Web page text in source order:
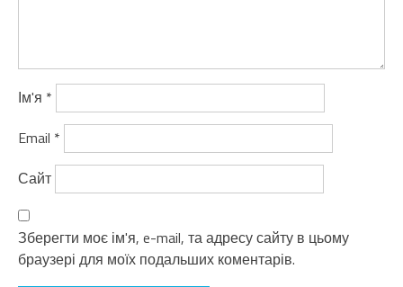
Ім'я *
Email *
Сайт
Зберегти моє ім'я, e-mail, та адресу сайту в цьому
браузері для моїх подальших коментарів.